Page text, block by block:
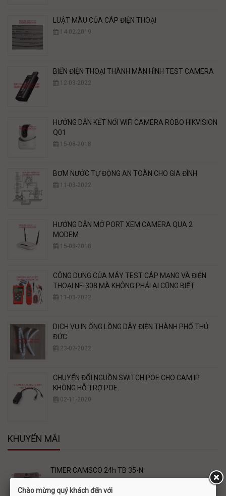
LUẬT MÀU CỦA CÁP ĐIỆN THOẠI
14-02-2019
BIẾN ĐIỆN THOẠI THÀNH MÀN HÌNH TEST CAMERA
12-03-2022
HƯỚNG DẪN KẾT NỐI WIFI CAMERA ROBO HIKVISION
Q01
15-08-2018
BƠM NƯỚC TỰ ĐỘNG AN TOÀN CHO GIA ĐÌNH
11-03-2022
HƯỚNG DẪN MỞ PORT XEM CAMERA QUA 2
MODEM
15-08-2018
CÔNG DỤNG CỦA MÁY TEST CÁP MẠNG VÀ ĐIỆN
THOẠI NF-308 MÀ KHÔNG PHẢI AI CŨNG BIẾT
11-03-2022
DỊCH VỤ IN ỐNG LỒNG DÂY ĐIỆN THÀNH PHỐ THỦ
ĐỨC
23-02-2022
CHUYỂN ĐỔI NGUỒN SWITCH POE CHO CAM IP
KHÔNG HỖ TRỢ POE.
02-11-2020
KHUYẾN MÃI
TIMER CAMSCO 24h TB 35-N
Chào mừng quý khách đến với